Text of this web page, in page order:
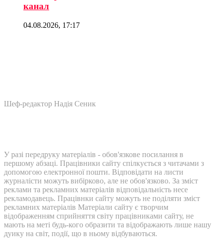
канал
04.08.2026, 17:17
Шеф-редактор Надія Сеник
У разі передруку матеріалів - обов'язкове посилання в
першому абзаці. Працівники сайту спілкується з читачами з
допомогою електронної пошти. Відповідати на листи
журналісти можуть вибірково, але не обов'язково. За зміст
реклами та рекламних матеріалів відповідальність несе
рекламодавець. Працівнки сайту можуть не поділяти зміст
рекламних матеріалів Матеріали сайту є творчим
відображенням сприйняття світу працівниками сайту, не
мають на меті будь-кого образити та відображають лише нашу
дуику на світ, події, що в ньому відбуваються.